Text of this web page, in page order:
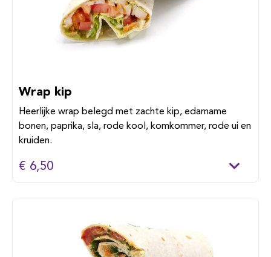
Wrap kip
Heerlijke wrap belegd met zachte kip, edamame
bonen, paprika, sla, rode kool, komkommer, rode ui en
kruiden.
€ 6,50